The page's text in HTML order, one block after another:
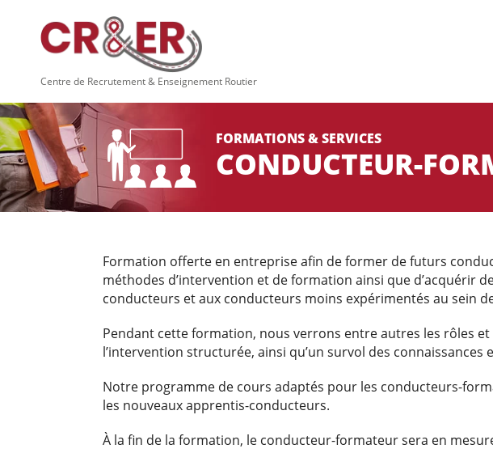
Centre de Recrutement & Enseignement Routier
FORMATIONS & SERVICES
CONDUCTEUR-
Formation offerte en entreprise afin de former de futurs
méthodes d’intervention et de formation ainsi que d’acquérir
conducteurs et aux conducteurs moins expérimentés au sein
Pendant cette formation, nous verrons entre autres les rôles
l’intervention structurée, ainsi qu’un survol des connaissances
Notre programme de cours adaptés pour les conducteurs-
les nouveaux apprentis-conducteurs.
À la fin de la formation, le conducteur-formateur sera en